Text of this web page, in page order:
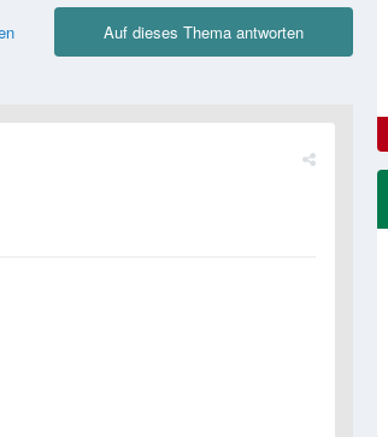
Auf dieses Thema antworten